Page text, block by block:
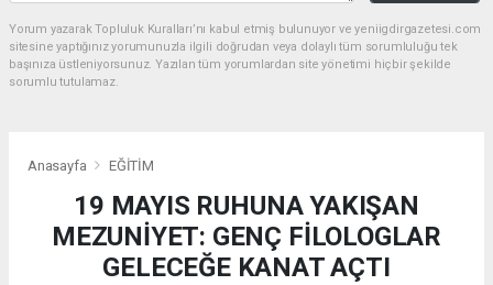
Yorum yazarak Topluluk Kuralları’nı kabul etmiş bulunuyor ve yeniigdirgazetesi.com
sitesine yaptığınız yorumunuzla ilgili doğrudan veya dolaylı tüm sorumluluğu tek
başınıza üstleniyorsunuz. Yazılan tüm yorumlardan site yönetimi hiçbir şekilde
sorumlu tutulamaz.
Anasayfa EĞİTİM
19 MAYIS RUHUNA YAKIŞAN
MEZUNİYET: GENÇ FİLOLOGLAR
GELECEĞE KANAT AÇTI